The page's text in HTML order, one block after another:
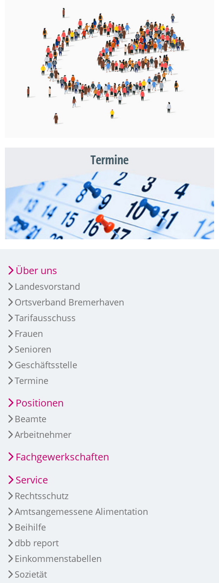
Termine
Über uns
Landesvorstand
Ortsverband Bremerhaven
Tarifausschuss
Frauen
Senioren
Geschäftsstelle
Termine
Positionen
Beamte
Arbeitnehmer
Fachgewerkschaften
Service
Rechtsschutz
Amtsangemessene Alimentation
Beihilfe
dbb report
Einkommenstabellen
Sozietät